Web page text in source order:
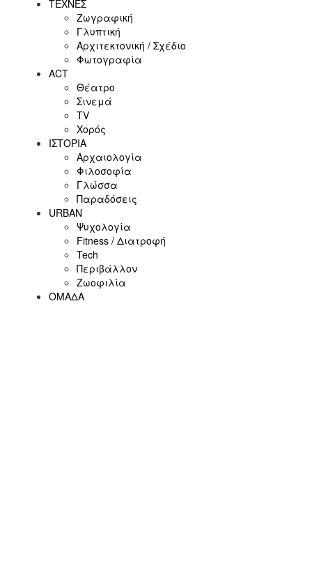
ΤΕΧΝΕΣ
Ζωγραφική
Γλυπτική
Αρχιτεκτονική / Σχέδιο
Φωτογραφία
ACT
Θέατρο
Σινεμά
ΤV
Χορός
ΙΣΤΟΡΙΑ
Αρχαιολογία
Φιλοσοφία
Γλώσσα
Παραδόσεις
URBAN
Ψυχολογία
Fitness / Διατροφή
Tech
Περιβάλλον
Ζωοφιλία
ΟΜΑΔΑ